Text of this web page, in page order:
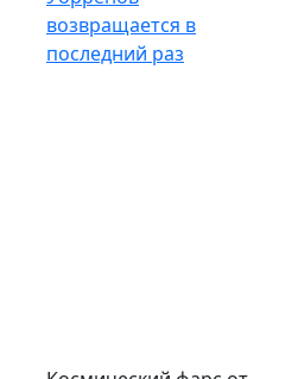
возвращается в
последний раз